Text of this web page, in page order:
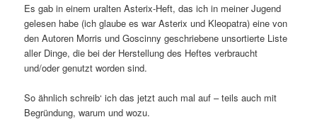
Es gab in einem uralten Asterix-Heft, das ich in meiner Jugend
gelesen habe (ich glaube es war Asterix und Kleopatra) eine von
den Autoren Morris und Goscinny geschriebene unsortierte Liste
aller Dinge, die bei der Herstellung des Heftes verbraucht
und/oder genutzt worden sind.
So ähnlich schreib‘ ich das jetzt auch mal auf – teils auch mit
Begründung, warum und wozu.